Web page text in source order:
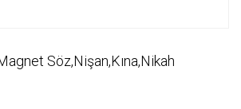
Söz,Nişan,Kına,Nikah